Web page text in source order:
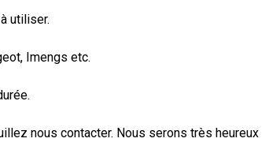
utiliser.
Imengs etc.
nous contacter. Nous serons très heureux